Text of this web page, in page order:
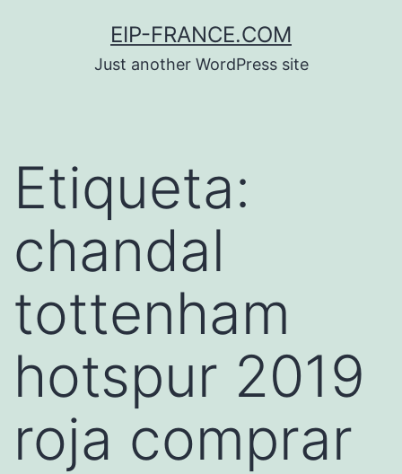
EIP-FRANCE.COM
Just another WordPress site
Etiqueta:
chandal
tottenham
hotspur 2019
roja comprar